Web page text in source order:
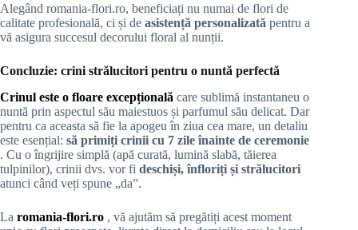
Alegând romania-flori.ro, beneficiați nu numai de flori de
calitate profesională, ci și de asistență personalizată pentru a
vă asigura succesul decorului floral al nunții.
Concluzie: crini strălucitori pentru o nuntă perfectă
Crinul este o floare excepțională care sublimă instantaneu o
nuntă prin aspectul său maiestuos și parfumul său delicat. Dar
pentru ca aceasta să fie la apogeu în ziua cea mare, un detaliu
este esențial: să primiți crinii cu 7 zile înainte de ceremonie
. Cu o îngrijire simplă (apă curată, lumină slabă, tăierea
tulpinilor), crinii dvs. vor fi deschiși, înfloriți și strălucitori
atunci când veți spune „da”.
La romania-flori.ro , vă ajutăm să pregătiți acest moment